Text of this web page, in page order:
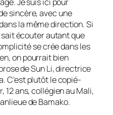
sincère, avec une
la même direction. Si
sait écouter autant que
se crée dans les
on pourrait bien
de Sun Li, directrice
C’est plutôt le copié-
12 ans, collégien au Mali,
de Bamako.